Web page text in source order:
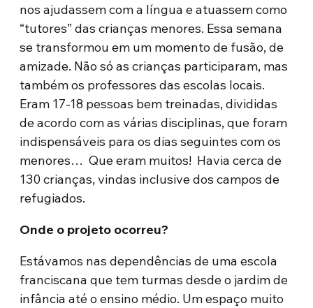
nos ajudassem com a língua e atuassem como
“tutores” das crianças menores. Essa semana
se transformou em um momento de fusão, de
amizade. Não só as crianças participaram, mas
também os professores das escolas locais.
Eram 17-18 pessoas bem treinadas, divididas
de acordo com as várias disciplinas, que foram
indispensáveis para os dias seguintes com os
menores… Que eram muitos! Havia cerca de
130 crianças, vindas inclusive dos campos de
refugiados.
Onde o projeto ocorreu?
Estávamos nas dependências de uma escola
franciscana que tem turmas desde o jardim de
infância até o ensino médio. Um espaço muito